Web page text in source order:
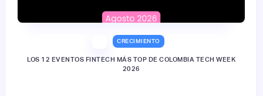
CRECIMIENTO
LOS 12 EVENTOS FINTECH MÁS TOP DE COLOMBIA TECH WEEK
2026